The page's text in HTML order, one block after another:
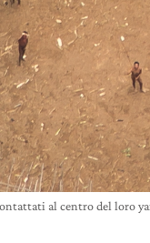
al centro del loro